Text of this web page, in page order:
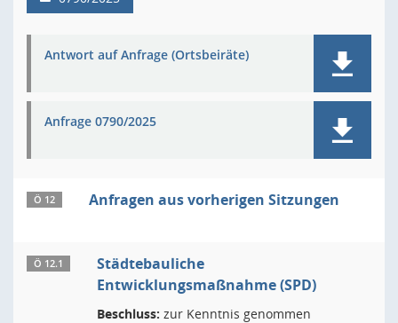
Antwort auf Anfrage (Ortsbeiräte)
Anfrage 0790/2025
Ö 12 Anfragen aus vorherigen Sitzungen
Ö 12.1
Städtebauliche
Entwicklungsmaßnahme (SPD)
Beschluss: zur Kenntnis genommen